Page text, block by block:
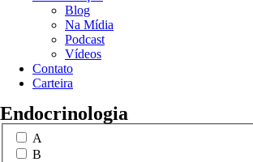
Blog
Na Mídia
Podcast
Vídeos
Contato
Carteira
Endocrinologia
A
B